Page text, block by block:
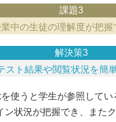
課題3
中の生徒の理解度が把握
解決策3
スト結果や閲覧状況を簡
使うと学生が参照してい
ン状況が把握でき、また